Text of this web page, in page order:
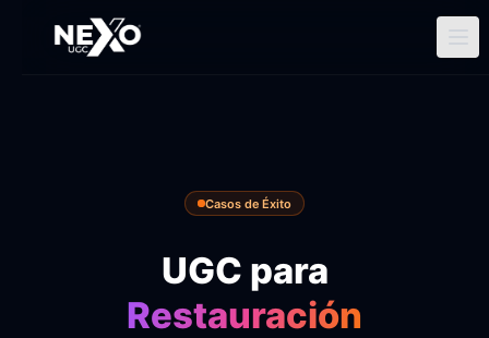
contenido
Casos de Éxito
UGC para
Restauración